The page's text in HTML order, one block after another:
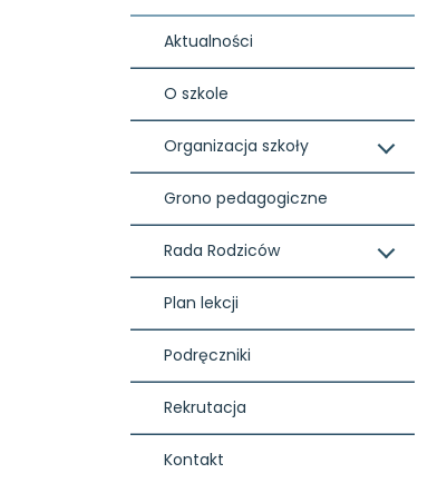
Aktualności
O szkole
Organizacja szkoły
Grono pedagogiczne
Rada Rodziców
Plan lekcji
Podręczniki
Rekrutacja
Kontakt